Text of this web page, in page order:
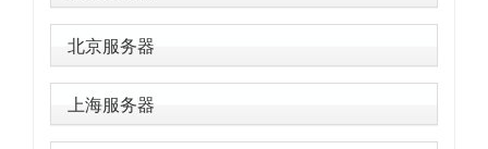
北京服务器
上海服务器